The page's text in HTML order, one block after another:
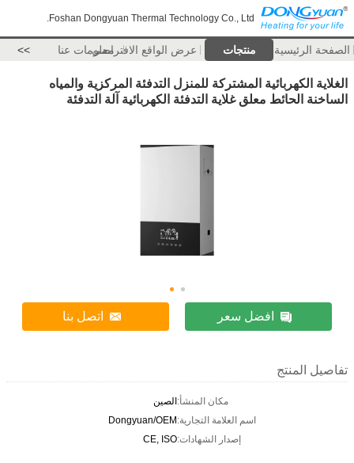
Foshan Dongyuan Thermal Technology Co., Ltd.
الصفحة الرئيسية منتجات عرض الواقع الافتراضيمعلومات عنا >>
الغلاية الكهربائية المشتركة للمنزل التدفئة المركزية والمياه
الساخنة الحائط معلق غلاية التدفئة الكهربائية آلة التدفئة
افضل سعر اتصل بنا
تفاصيل المنتج
مكان المنشأ:الصين
اسم العلامة التجارية:Dongyuan/OEM
إصدار الشهادات:CE, ISO